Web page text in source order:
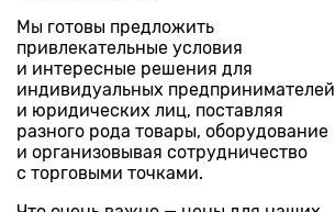
Мы готовы предложить
привлекательные условия
и интересные решения для
индивидуальных предпринимателей
и юридических лиц, поставляя
разного рода товары, оборудование
и организовывая сотрудничество
с торговыми точками.